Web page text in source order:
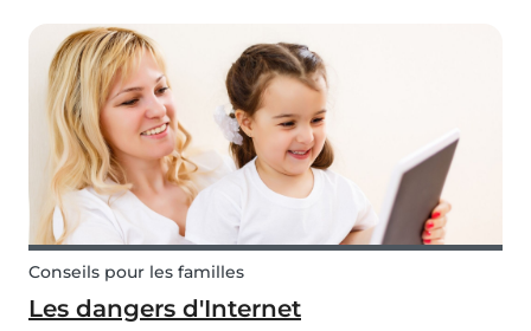
extrêmement précieux. En raison de la situation
actuelle, chaque parent a appris à apprécier le
pr...
Conseils pour les familles
Les dangers d'Internet